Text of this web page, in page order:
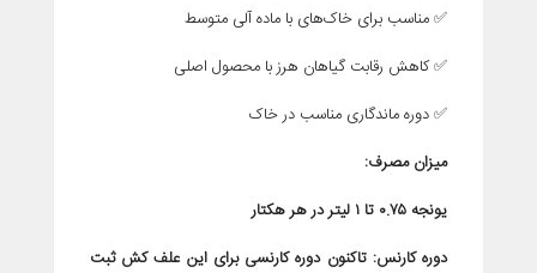
✅ مناسب برای خاک‌های با ماده آلی متوسط
✅ کاهش رقابت گیاهان هرز با محصول اصلی
✅ دوره ماندگاری مناسب در خاک
میزان مصرف:
یونجه ۰.۷۵ تا ۱ لیتر در هر هکتار
دوره کارنس:تاکنون دوره کارنسی برای این علف کش ثبت